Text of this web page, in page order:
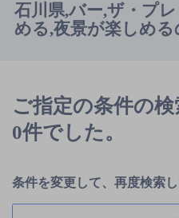
石川県,バー,ザ・プ
める,夜景が楽しめる
ご指定の条件の
0件でした。
条件を変更して、再度検索し